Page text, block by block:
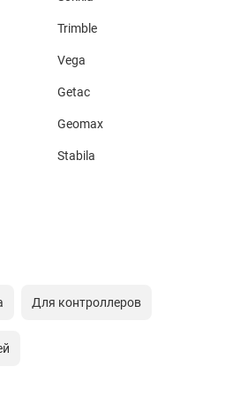
Trimble
Vega
Getac
Geomax
Stabila
Для контроллеров
лазерных уровней